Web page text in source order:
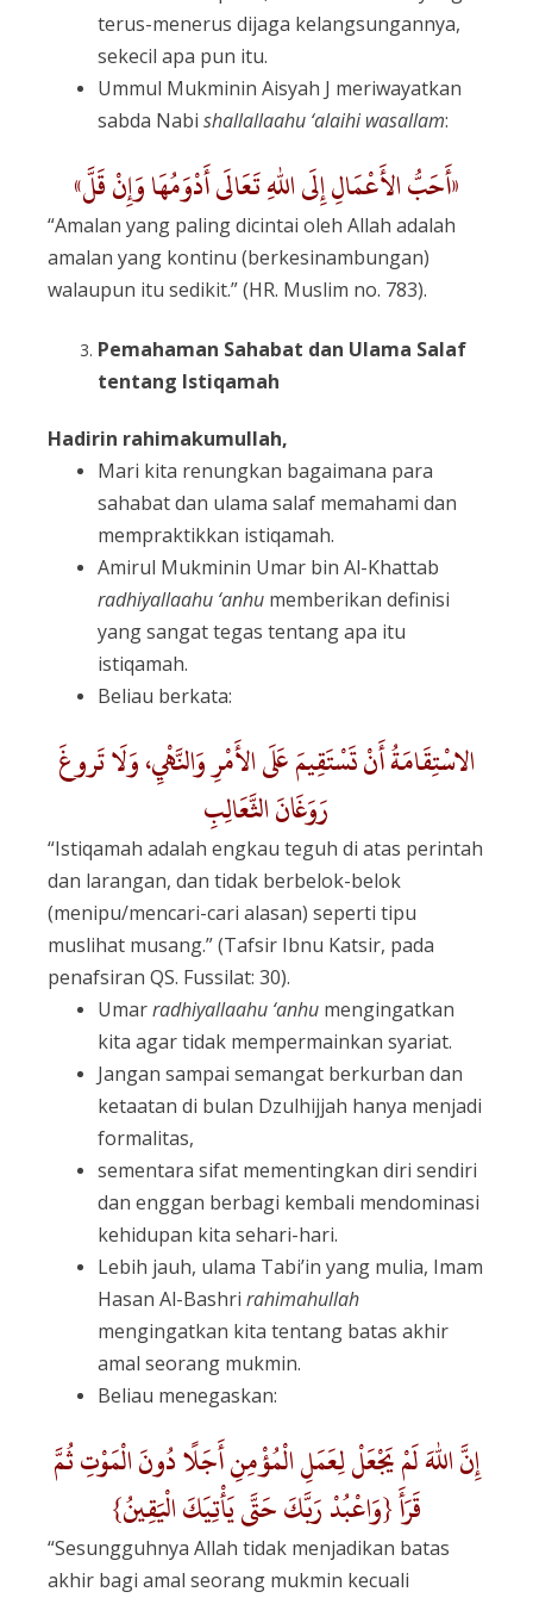
terus-menerus dijaga kelangsungannya,
sekecil apa pun itu.
Ummul Mukminin Aisyah J meriwayatkan
sabda Nabi shallallaahu ‘alaihi wasallam:
«أَحَبُّ الأَعْمَالِ إِلَى اللهِ تَعَالَى أَدْوَمُهَا وَإِنْ قَلَّ»
“Amalan yang paling dicintai oleh Allah adalah
amalan yang kontinu (berkesinambungan)
walaupun itu sedikit.” (HR. Muslim no. 783).
Pemahaman Sahabat dan Ulama Salaf
tentang Istiqamah
Hadirin rahimakumullah,
Mari kita renungkan bagaimana para
sahabat dan ulama salaf memahami dan
mempraktikkan istiqamah.
Amirul Mukminin Umar bin Al-Khattab
radhiyallaahu ‘anhu memberikan definisi
yang sangat tegas tentang apa itu
istiqamah.
Beliau berkata:
الاسْتِقَامَةُ أَنْ تَسْتَقِيمَ عَلَى الأَمْرِ وَالنَّهْيِ، وَلَا تَروغَ
رَوَغَانَ الثَّعَالِبِ
“Istiqamah adalah engkau teguh di atas perintah
dan larangan, dan tidak berbelok-belok
(menipu/mencari-cari alasan) seperti tipu
muslihat musang.” (Tafsir Ibnu Katsir, pada
penafsiran QS. Fussilat: 30).
Umarradhiyallaahu ‘anhu mengingatkan
kita agar tidak mempermainkan syariat.
Jangan sampai semangat berkurban dan
ketaatan di bulan Dzulhijjah hanya menjadi
formalitas,
sementara sifat mementingkan diri sendiri
dan enggan berbagi kembali mendominasi
kehidupan kita sehari-hari.
Lebih jauh, ulama Tabi’in yang mulia, Imam
Hasan Al-Bashri rahimahullah
mengingatkan kita tentang batas akhir
amal seorang mukmin.
Beliau menegaskan:
إِنَّ اللهَ لَمْ يَجْعَلْ لِعَمَلِ الْمُؤْمِنِ أَجَلًا دُونَ الْمَوْتِ ثُمَّ
قَرَأَ {وَاعْبُدْ رَبَّكَ حَتَّى يَأْتِيَكَ الْيَقِينُ}
“Sesungguhnya Allah tidak menjadikan batas
akhir bagi amal seorang mukmin kecuali